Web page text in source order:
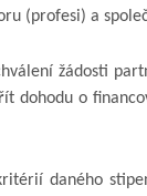
(profesi) a
žádosti
dohodu o
daného